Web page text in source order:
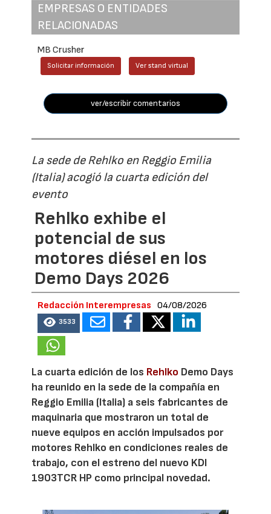
EMPRESAS O ENTIDADES
RELACIONADAS
MB Crusher
Solicitar información Ver stand virtual
ver/escribir comentarios
La sede de Rehlko en Reggio Emilia
(Italia) acogió la cuarta edición del
evento
Rehlko exhibe el
potencial de sus
motores diésel en los
Demo Days 2026
Redacción Interempresas 04/08/2026
3533
La cuarta edición de los Rehlko Demo Days
ha reunido en la sede de la compañía en
Reggio Emilia (Italia) a seis fabricantes de
maquinaria que mostraron un total de
nueve equipos en acción impulsados por
motores Rehlko en condiciones reales de
trabajo, con el estreno del nuevo KDI
1903TCR HP como principal novedad.